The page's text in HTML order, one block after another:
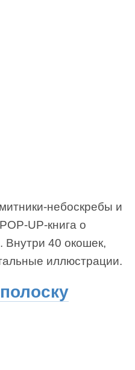
небоскребы и
UP-книга о
Внутри 40 окошек,
иллюстрации.